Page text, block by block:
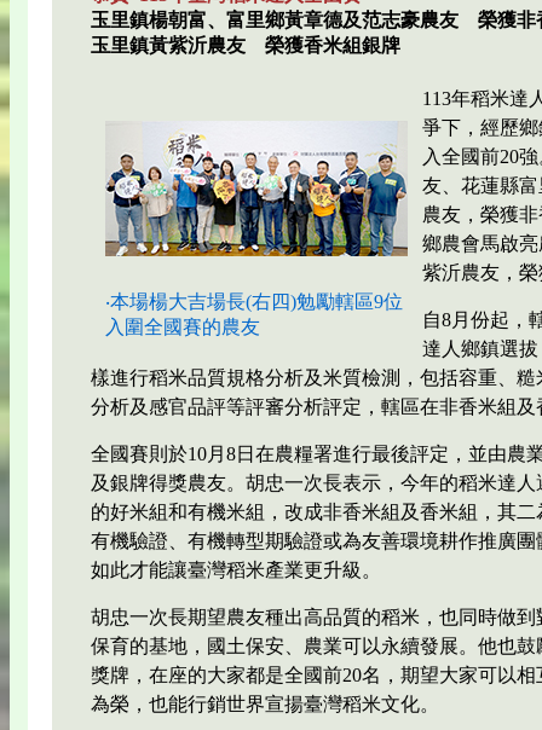
玉里鎮楊朝富、富里鄉黃章德及范志豪農友 榮獲非
玉里鎮黃紫沂農友 榮獲香米組銀牌
‧本場楊大吉場長(右四)勉勵轄區9位
入圍全國賽的農友
113年稻米達
爭下，經歷
入全國前20
友、花蓮縣
農友，榮獲
鄉農會馬啟
紫沂農友，
自8月份起，
達人鄉鎮選
樣進行稻米品質規格分析及米質檢測，包括容重、
分析及感官品評等評審分析評定，轄區在非香米組
全國賽則於10月8日在農糧署進行最後評定，並由農
及銀牌得獎農友。胡忠一次長表示，今年的稻米達
的好米組和有機米組，改成非香米組及香米組，其
有機驗證、有機轉型期驗證或為友善環境耕作推廣
如此才能讓臺灣稻米產業更升級。
胡忠一次長期望農友種出高品質的稻米，也同時做
保育的基地，國土保安、農業可以永續發展。他也
獎牌，在座的大家都是全國前20名，期望大家可以
為榮，也能行銷世界宣揚臺灣稻米文化。